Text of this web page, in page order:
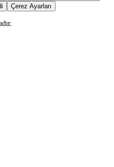
Çerez Ayarları